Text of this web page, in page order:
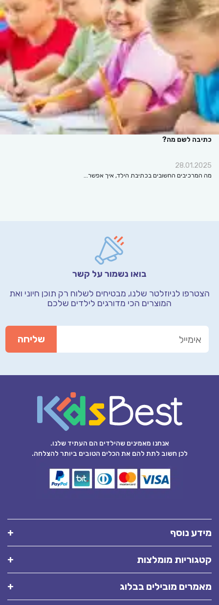
כתיבה לשם מה?
28.01.2025
מה המרכיבים החשובים בכתיבת הילד, איך אפשר…
בואו נשמור על קשר
הצטרפו לניוזלטר שלנו, מבטיחים לשלוח רק תוכן חיוני ואת
המוצרים הכי מדורגים לילדים שלכם
אנחנו מאמינים שהילדים הם העתיד שלנו.
לכן חשוב לתת להם את הכלים הטובים ביותר להצלחה.
מידע נוסף
קטגוריות מומלצות
מאמרים מובילים בבלוג